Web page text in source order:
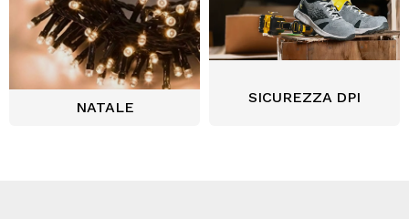
NATALE
SICUREZZA DPI